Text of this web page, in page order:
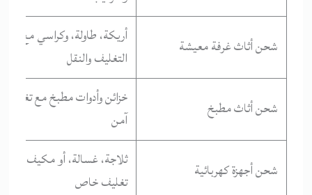
شحن أثاث غرفة معيشة
أريكة، طاولة، وكراسي مع
التغليف والنقل
شحن أثاث مطبخ
خزائن وأدوات مطبخ مع تغليف
آمن
شحن أجهزة كهربائية
ثلاجة، غسالة، أو مكيف مع
تغليف خاص